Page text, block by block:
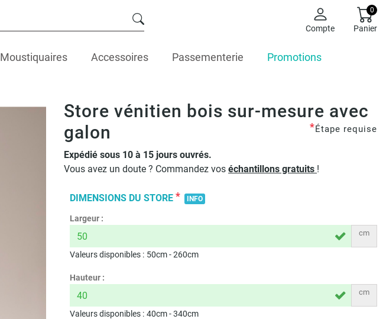
Compte
0
Panier
Moustiquaires Accessoires Passementerie Promotions
Store vénitien bois sur-mesure avec
galon
*Étape requise
Expédié sous 10 à 15 jours ouvrés.
Vous avez un doute ? Commandez vos échantillons gratuits !
DIMENSIONS DU STORE * INFO
Largeur :
cm
Valeurs disponibles : 50cm -260cm
Hauteur :
cm
Valeurs disponibles : 40cm -340cm